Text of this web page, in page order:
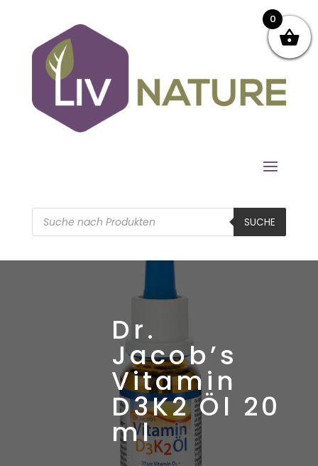
Products
search SUCHE
Dr.
Jacob’s
Vitamin
D3K2 Öl 20
ml
0